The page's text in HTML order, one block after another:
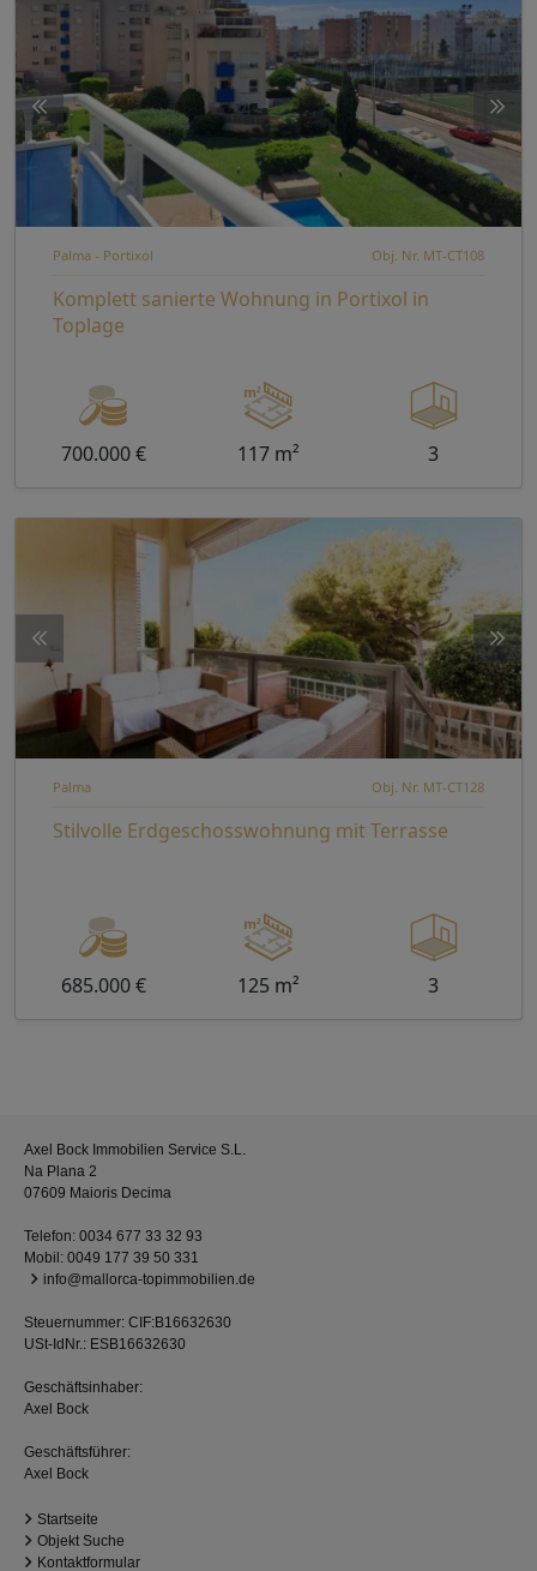
Palma - Portixol Obj. Nr. MT-CT108
Komplett sanierte Wohnung in Portixol in
Toplage
700.000 € 117 m² 3
Palma Obj. Nr. MT-CT128
Stilvolle Erdgeschosswohnung mit Terrasse
685.000 € 125 m² 3
Axel Bock Immobilien Service S.L.
Na Plana 2
07609 Maioris Decima
Telefon: 0034 677 33 32 93
Mobil: 0049 177 39 50 331
info@mallorca-topimmobilien.de
Steuernummer: CIF:B16632630
USt-IdNr.: ESB16632630
Geschäftsinhaber:
Axel Bock
Geschäftsführer:
Axel Bock
Startseite
Objekt Suche
Kontaktformular